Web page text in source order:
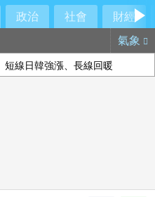
政治 社會
財經
氣象
線日韓強漲、長線回暖